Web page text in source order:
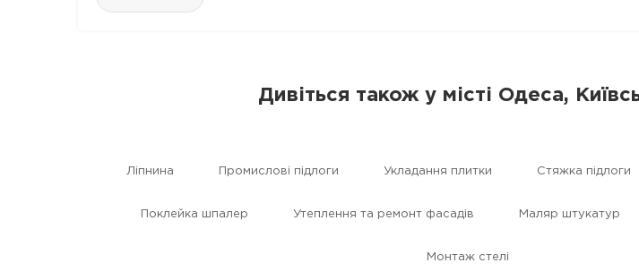
Дивіться також у місті Одеса,
Ліпнина Промислові підлоги Укладання плитки Стяжка підлоги
Поклейка шпалер Утеплення та ремонт фасадів Маляр штукатур
Монтаж стелі